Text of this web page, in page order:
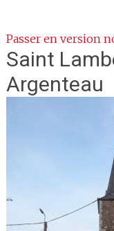
Passer en version
Saint
Argenteau